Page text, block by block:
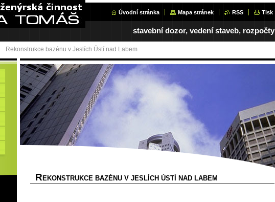
Úvodní stránka Mapa stránek RSS Tisk
stavební dozor, vedení staveb, rozpočty
Rekonstrukce bazénu v Jeslích Ústí nad Labem
R EKONSTRUKCE BAZÉNU V JESLÍCH ÚSTÍ NAD LABEM